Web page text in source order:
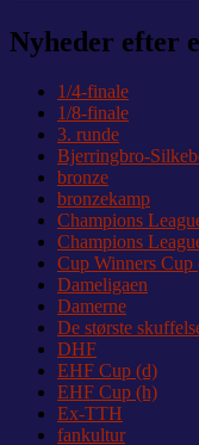
Nyheder efter
1/4-finale
1/8-finale
3. runde
Bjerringbro-
bronze
bronzekamp
Champions
Champions
Cup Winners Cup
Dameligaen
Damerne
De største
DHF
EHF Cup (d)
EHF Cup (h)
Ex-TTH
fankultur